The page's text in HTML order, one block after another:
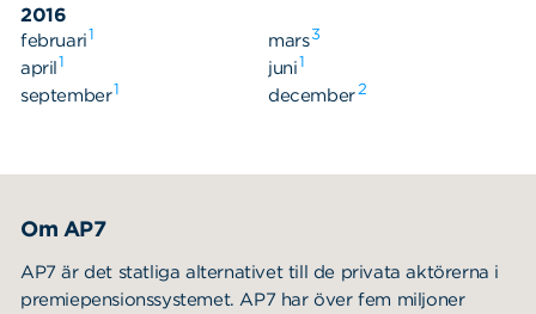
2016
februari1 mars3
april1 juni1
september1 december2
Om AP7
AP7 är det statliga alternativet till de privata aktörerna i
premiepensionssystemet. AP7 har över fem miljoner